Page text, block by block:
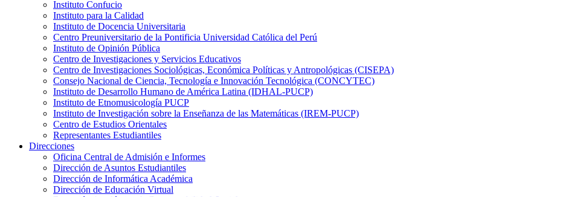
Instituto Confucio
Instituto para la Calidad
Instituto de Docencia Universitaria
Centro Preuniversitario de la Pontificia Universidad Católica del Perú
Instituto de Opinión Pública
Centro de Investigaciones y Servicios Educativos
Centro de Investigaciones Sociológicas, Económica Políticas y Antropológicas (CISEPA)
Consejo Nacional de Ciencia, Tecnología e Innovación Tecnológica (CONCYTEC)
Instituto de Desarrollo Humano de América Latina (IDHAL-PUCP)
Instituto de Etnomusicología PUCP
Instituto de Investigación sobre la Enseñanza de las Matemáticas (IREM-PUCP)
Centro de Estudios Orientales
Representantes Estudiantiles
Direcciones
Oficina Central de Admisión e Informes
Dirección de Asuntos Estudiantiles
Dirección de Informática Académica
Dirección de Educación Virtual